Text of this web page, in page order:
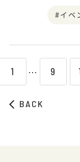
イベ
BACK
1 ⋯ 9